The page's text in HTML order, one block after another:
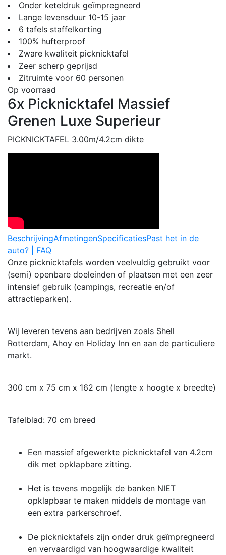
Onder keteldruk geïmpregneerd
Lange levensduur 10-15 jaar
6 tafels staffelkorting
100% hufterproof
Zware kwaliteit picknicktafel
Zeer scherp geprijsd
Zitruimte voor 60 personen
Op voorraad
6x Picknicktafel Massief
Grenen Luxe Superieur
PICKNICKTAFEL 3.00m/4.2cm dikte
BeschrijvingAfmetingenSpecificatiesPast het in de
auto? | FAQ
Onze picknicktafels worden veelvuldig gebruikt voor
(semi) openbare doeleinden of plaatsen met een zeer
intensief gebruik (campings, recreatie en/of
attractieparken).
Wij leveren tevens aan bedrijven zoals Shell
Rotterdam, Ahoy en Holiday Inn en aan de particuliere
markt.
300 cm x 75 cm x 162 cm (lengte x hoogte x breedte)
Tafelblad: 70 cm breed
Een massief afgewerkte picknicktafel van 4.2cm
dik met opklapbare zitting.
Het is tevens mogelijk de banken NIET
opklapbaar te maken middels de montage van
een extra parkerschroef.
De picknicktafels zijn onder druk geïmpregneerd
en vervaardigd van hoogwaardige kwaliteit